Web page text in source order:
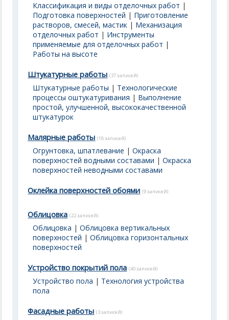
Классификация и виды отделочных работ |
Подготовка поверхностей | Приготовление
растворов, смесей, мастик | Механизация
отделочных работ | Инструменты
применяемые для отделочных работ |
Работы на высоте
Штукатурные работы (37 записей)
Штукатурные работы | Технологические
процессы оштукатуривания | Выполнение
простой, улучшенной, высококачественной
штукатурок
Малярные работы (18 записей)
Огрунтовка, шпатлевание |Окраска
поверхностей водными составами |Окраска
поверхностей неводными составами
Оклейка поверхностей обоями (9 записей)
Облицовка (22 записей)
Облицовка |Облицовка вертикальных
поверхностей |Облицовка горизонтальных
поверхностей
Устройство покрытий пола (40 записей)
Устройство пола | Технология устройства
пола
Фасадные работы (3 записей)